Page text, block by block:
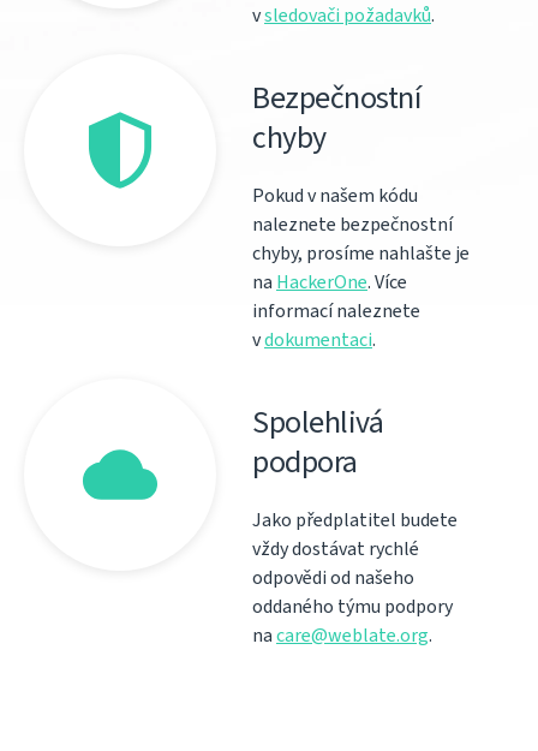
vsledovači požadavků.
Bezpečnostní
chyby
Pokud v našem kódu
naleznete bezpečnostní
chyby, prosíme nahlašte je
na HackerOne. Více
informací naleznete
vdokumentaci.
Spolehlivá
podpora
Jako předplatitel budete
vždy dostávat rychlé
odpovědi od našeho
oddaného týmu podpory
nacare@weblate.org.